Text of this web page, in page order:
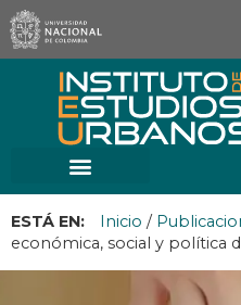
ESTÁ EN: Inicio /
económica, social y política